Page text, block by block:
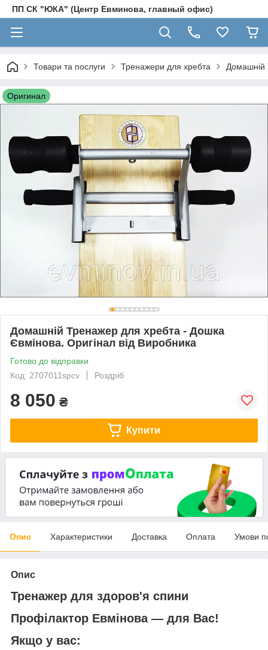
ПП СК "ЮКА" (Центр Евминова, главный офис)
Товари та послуги Тренажери для хребта Домашній
Оригинал
Домашній Тренажер для хребта - Дошка
Євмінова. Оригінал від Виробника
Готово до відправки
Код: 2707011spcv
Роздріб
8 050 ₴
Купити
Опис Характеристики Доставка Оплата Умови
Опис
Тренажер для здоров'я спини
Профілактор Евмінова — для Вас!
Якщо у вас: